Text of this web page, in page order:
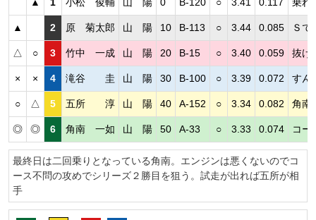
▲ 2 原 菊太郎 山 陽 10 B-113 ○ 3.44 0.085 Ｓ
△ ○ 3 竹中 一成 山 陽 20 B-15 ○ 3.40 0.059 抜け
× × 4 滝谷 圭 山 陽 30 B-100 ○ 3.39 0.072 すん
○ △ 5 五所 淳 山 陽 40 A-152 ○ 3.34 0.082 角南
◎ ◎ 6 角南 一如 山 陽 50 A-33 ○ 3.33 0.074 コー
最終日は二回乗りとなっている角南。エンジンは悪くないのでコ
ース不問の攻めでシリーズ２勝目を狙う。試走が出れば五所が相
手